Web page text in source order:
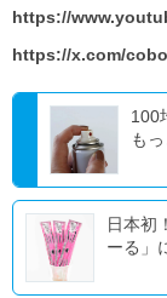
https://
https://x.com/
100
も
日本初
ーる」